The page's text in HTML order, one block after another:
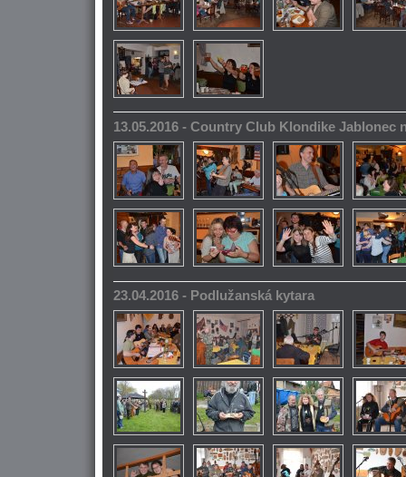
13.05.2016 - Country Club Klondike Jablonec
23.04.2016 - Podlužanská kytara